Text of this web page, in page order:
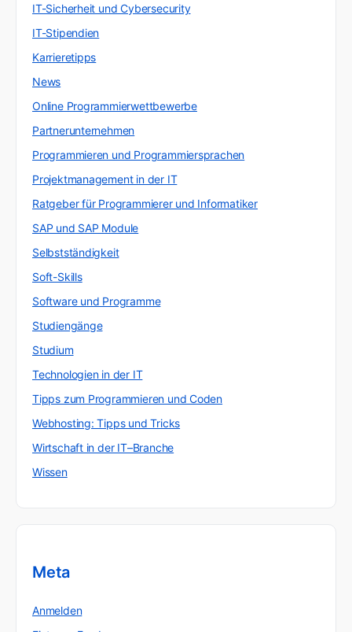
IT-Sicherheit und Cybersecurity
IT-Stipendien
Karrieretipps
News
Online Programmierwettbewerbe
Partnerunternehmen
Programmieren und Programmiersprachen
Projektmanagement in der IT
Ratgeber für Programmierer und Informatiker
SAP und SAP Module
Selbstständigkeit
Soft-Skills
Software und Programme
Studiengänge
Studium
Technologien in der IT
Tipps zum Programmieren und Coden
Webhosting: Tipps und Tricks
Wirtschaft in der IT–Branche
Wissen
Meta
Anmelden